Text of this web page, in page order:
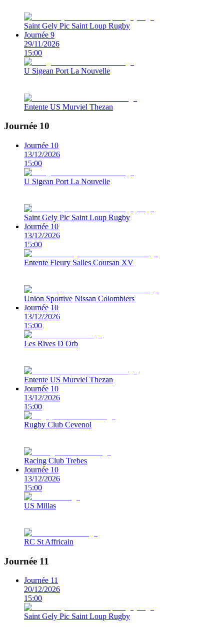
Saint Gely Pic Saint Loup Rugby
Journée 9
29/11/2026
15:00
U Sigean Port La Nouvelle
Entente US Murviel Thezan
Journée 10
Journée 10
13/12/2026
15:00
U Sigean Port La Nouvelle
Saint Gely Pic Saint Loup Rugby
Journée 10
13/12/2026
15:00
Entente Fleury Salles Coursan XV
Union Sportive Nissan Colombiers
Journée 10
13/12/2026
15:00
Les Rives D Orb
Entente US Murviel Thezan
Journée 10
13/12/2026
15:00
Rugby Club Cevenol
Racing Club Trebes
Journée 10
13/12/2026
15:00
US Millas
RC St Affricain
Journée 11
Journée 11
20/12/2026
15:00
Saint Gely Pic Saint Loup Rugby